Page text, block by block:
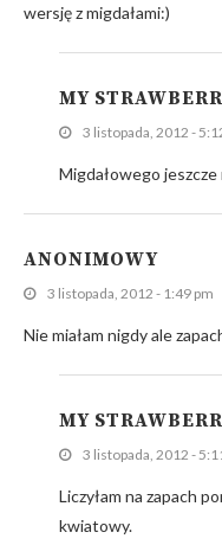
wersję z migdałami:)
MY
3 listopada, 2012 -
Migdałowego
ANONIMOWY
3 listopada, 2012 - 1:49 pm
Nie miałam nigdy ale
MY
3 listopada, 2012 -
Liczyłam na zapach
kwiatowy.